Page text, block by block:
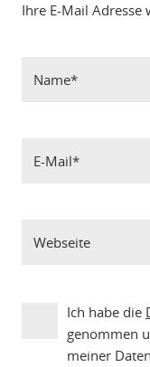
Ihre E-Mail
Ich habe die
genommen
meiner